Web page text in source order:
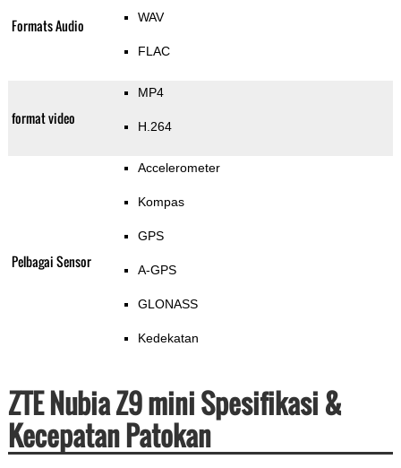
Formats Audio WAV
FLAC
format video
MP4
H.264
Pelbagai Sensor
Accelerometer
Kompas
GPS
A-GPS
GLONASS
Kedekatan
ZTE Nubia Z9 mini Spesifikasi &
Kecepatan Patokan